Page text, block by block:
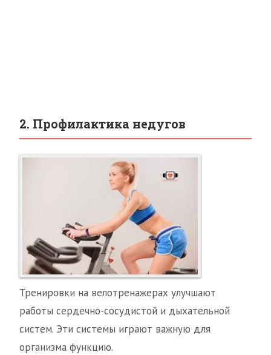
2. Профилактика недугов
Тренировки на велотренажерах улучшают
работы сердечно-сосудистой и дыхательной
систем. Эти системы играют важную для
организма функцию.